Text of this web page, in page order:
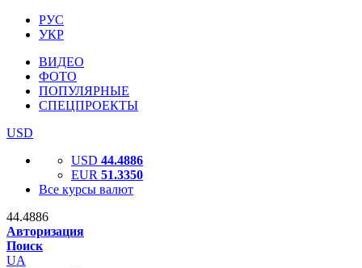
РУС
УКР
ВИДЕО
ФОТО
ПОПУЛЯРНЫЕ
СПЕЦПРОЕКТЫ
USD
USD 44.4886
EUR 51.3350
Все курсы валют
44.4886
Авторизация
Поиск
UA